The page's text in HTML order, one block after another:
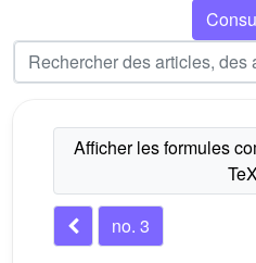
no. 3